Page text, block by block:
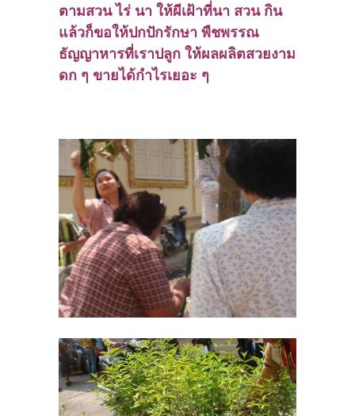
ตามสวน ไร่ นา ให้ผีเฝ้าที่นา สวน กิน
แล้วก็ขอให้ปกปักรักษา พืชพรรณ
ธัญญาหารที่เราปลูก ให้ผลผลิตสวยงาม
ดก ๆ ขายได้กำไรเยอะ ๆ